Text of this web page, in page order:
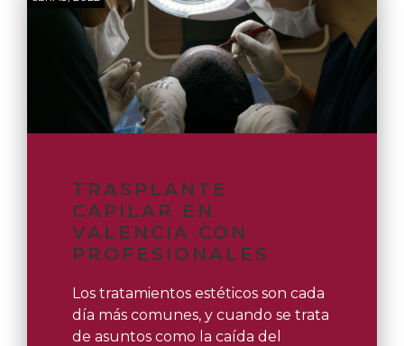
TRASPLANTE
CAPILAR EN
VALENCIA CON
PROFESIONALES
Los tratamientos estéticos son cada
día más comunes, y cuando se trata
de asuntos como la caída del